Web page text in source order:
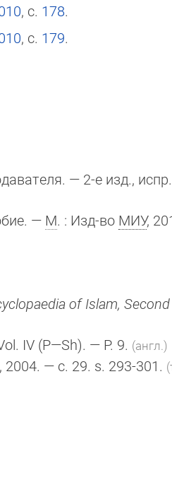
, с. 178.
, с. 179.
— 2-е изд.,
— М. : Изд-во МИУ,
of Islam,
IV (P—Sh). — P. 9. (англ.)
— c. 29. s. 293-301.